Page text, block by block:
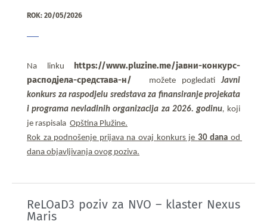
ROK: 20/05/2026
Na linku
https://www.pluzine.me/јавни-конкурс-
расподјела-средстава-н/
možete pogledati Javni
konkurs za raspodjelu sredstava za finansiranje projekata
i programa nevladinih organizacija za 2026. godinu, koji
je raspisala Opština Plužine.
Rok za podnošenje prijava na ovaj konkurs je 30 dana od
dana objavljivanja ovog poziva.
ReLOaD3 poziv za NVO – klaster Nexus
Maris